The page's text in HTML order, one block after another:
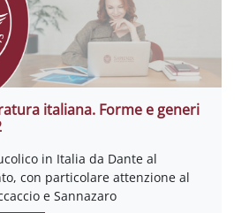
italiana. Forme e generi
in Italia da Dante al
con particolare attenzione al
e Sannazaro